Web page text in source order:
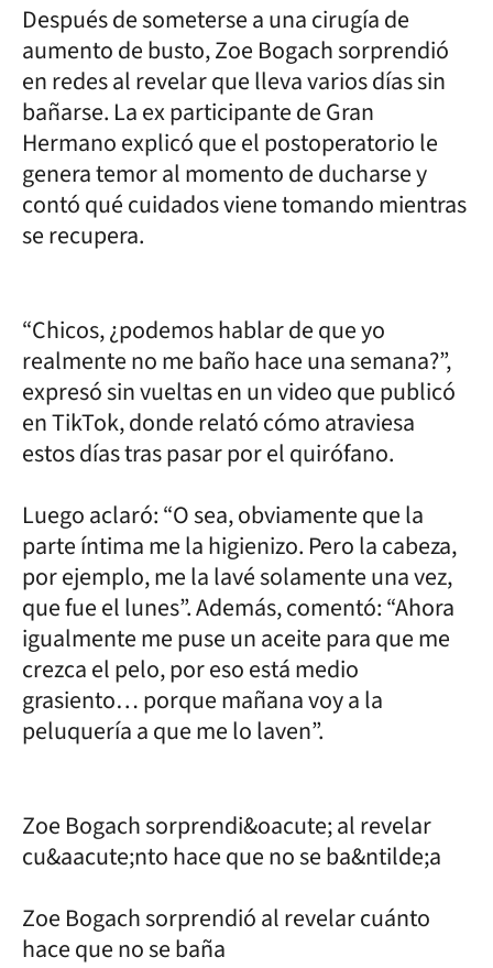
Después de someterse a una cirugía de
aumento de busto, Zoe Bogach sorprendió
en redes al revelar que lleva varios días sin
bañarse. La ex participante de Gran
Hermano explicó que el postoperatorio le
genera temor al momento de ducharse y
contó qué cuidados viene tomando mientras
se recupera.
“Chicos, ¿podemos hablar de que yo
realmente no me baño hace una semana?”,
expresó sin vueltas en un video que publicó
en TikTok, donde relató cómo atraviesa
estos días tras pasar por el quirófano.
Luego aclaró: “O sea, obviamente que la
parte íntima me la higienizo. Pero la cabeza,
por ejemplo, me la lavé solamente una vez,
que fue el lunes”. Además, comentó: “Ahora
igualmente me puse un aceite para que me
crezca el pelo, por eso está medio
grasiento… porque mañana voy a la
peluquería a que me lo laven”.
Zoe Bogach sorprendi&oacute; al revelar
cu&aacute;nto hace que no se ba&ntilde;a
Zoe Bogach sorprendió al revelar cuánto
hace que no se baña